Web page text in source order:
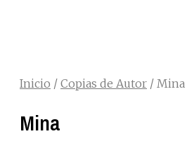
Inicio / Copias de Autor / Mina
Mina